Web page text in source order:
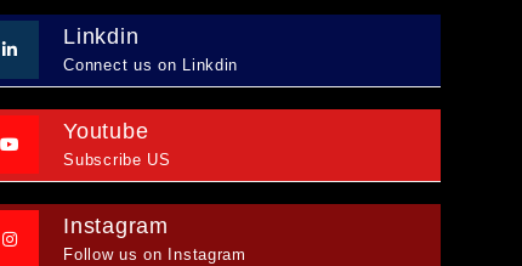
Linkdin
Connect us on Linkdin
Youtube
Subscribe US
Instagram
Follow us on Instagram